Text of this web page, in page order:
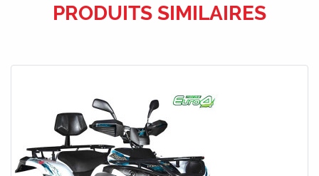
PRODUITS SIMILAIRES